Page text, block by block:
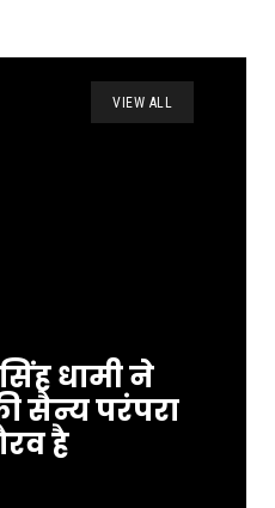
VIEW ALL
धामी ने
सैन्य परंपरा
है